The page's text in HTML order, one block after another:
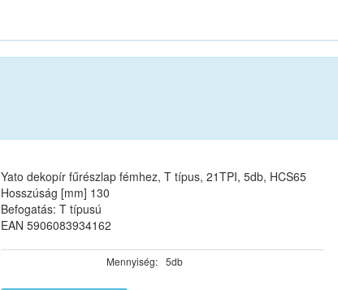
Yato dekopír fűrészlap fémhez, T típus, 21TPI, 5db, HCS65
Hosszúság [mm] 130
Befogatás: T típusú
EAN 5906083934162
Mennyiség: 5db